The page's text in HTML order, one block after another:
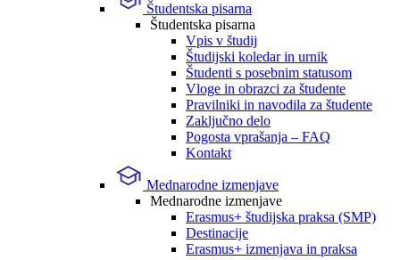
Študentska pisarna
Študentska pisarna
Vpis v študij
Študijski koledar in urnik
Študenti s posebnim statusom
Vloge in obrazci za študente
Pravilniki in navodila za študente
Zaključno delo
Pogosta vprašanja – FAQ
Kontakt
Mednarodne izmenjave
Mednarodne izmenjave
Erasmus+ študijska praksa (SMP)
Destinacije
Erasmus+ izmenjava in praksa